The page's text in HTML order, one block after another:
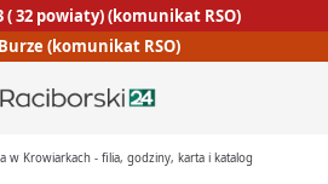
( 32 powiaty) (komunikat RSO)
(komunikat RSO)
w Krowiarkach - filia, godziny, karta i katalog